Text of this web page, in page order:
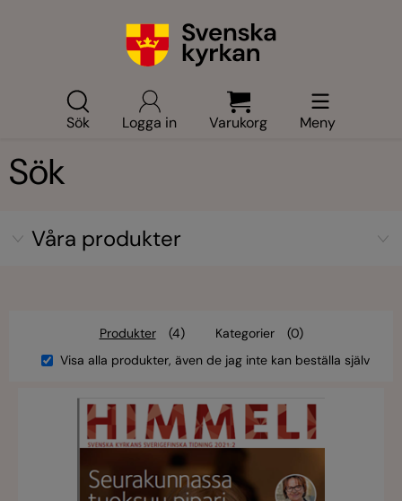
Sök Logga in Varukorg Meny
Sök
Våra produkter
Produkter (4) Kategorier
(0)
Visa alla produkter, även de jag inte kan beställa själv